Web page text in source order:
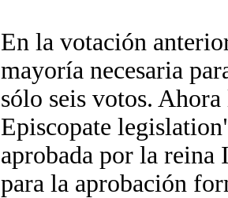
En la votación
mayoría necesaria
sólo seis votos.
Episcopate
aprobada por la
para la aprobación